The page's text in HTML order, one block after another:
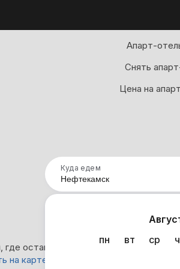
Апарт-
Снять
Цена на
Куда едем
пн
вт ср
где остановиться в Нефтекамске: 0
на карте